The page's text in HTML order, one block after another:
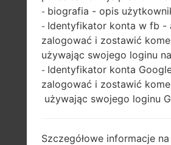
Android 6.0.x
- biografia - opis
- Identyfikator konta w fb -
zalogować i zostawić
używając swojego loginu
- Identyfikator konta
zalogować i zostawić
używając swojego loginu
Szczegółowe informacje